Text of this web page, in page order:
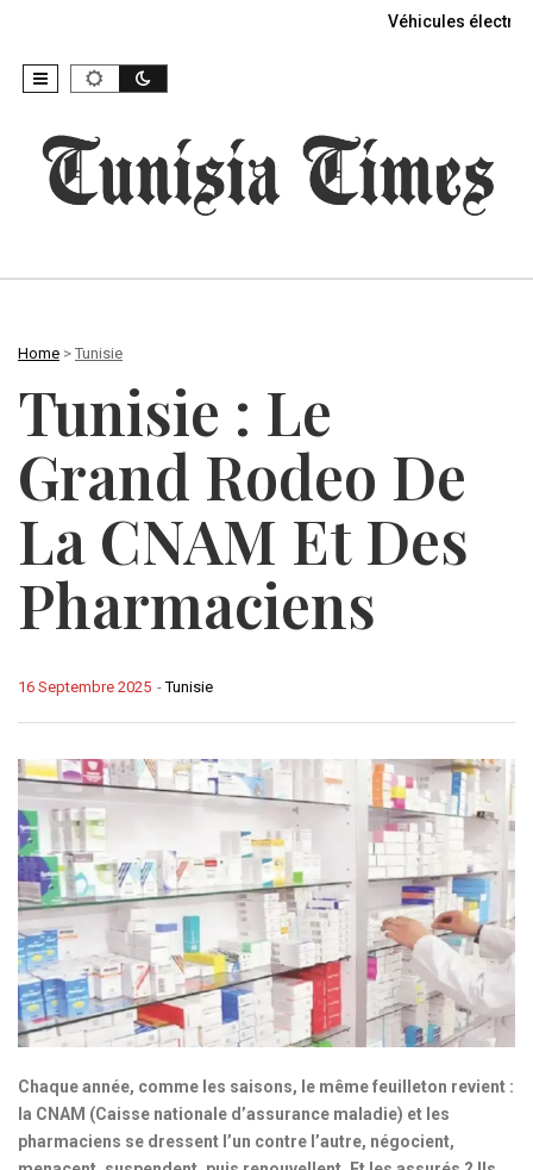
Véhicules
Home > Tunisie
Tunisie : Le
Grand Rodeo De
La CNAM Et Des
Pharmaciens
-Tunisie
16 Septembre 2025
Chaque année, comme les saisons, le même feuilleton revient :
la CNAM (Caisse nationale d’assurance maladie) et les
pharmaciens se dressent l’un contre l’autre, négocient,